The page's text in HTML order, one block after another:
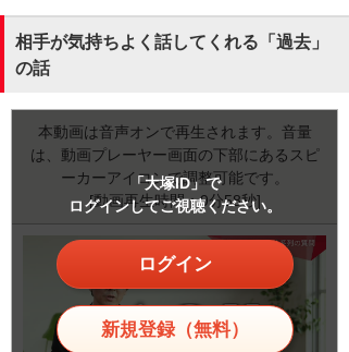
相手が気持ちよく話してくれる「過去」
の話
本動画は音声オンで再生されます。音量
は、動画プレーヤー画面の下部にあるスピ
ーカーアイコンで調整可能です。
[動画再生時間：9分58秒]
「大塚ID」で
ログインしてご視聴ください。
ログイン
新規登録（無料）